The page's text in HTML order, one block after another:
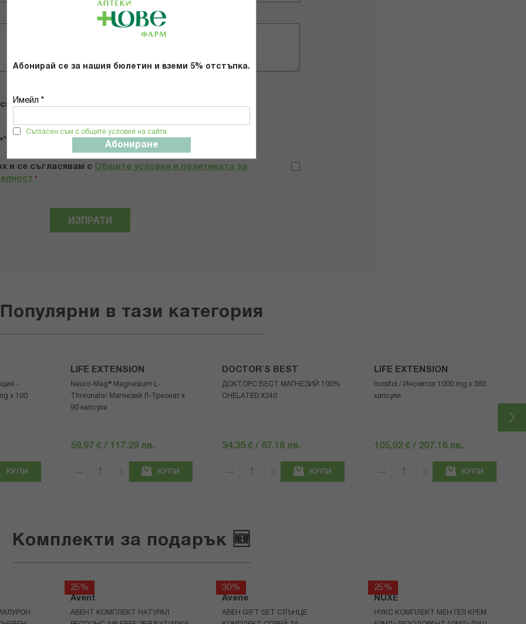
Абонирай се за нашия бюлетин и вземи 5% отстъпка.
Имейл *
Съгласен съм с общите условия на сайта
Абониране
продукта
и се съгласявам с Общите условия и политиката за
*
ИЗПРАТИ
Популярни в тази категория
-
x 100
КУПИ
LIFE EXTENSION
Neuro-Mag® Magnesium L-
Threonate/ Магнезий Л-Треонат х
90 капсули
59,97 € / 117.29 лв.
КУПИ
DOCTOR`S BEST
ДОКТОРС БЕСТ МАГНЕЗИЙ 100%
CHELATED Х240
34,35 € / 67.18 лв.
КУПИ
LIFE EXTENSION
Inositol / Инозитол 1000 mg x 360
капсули
105,92 € / 207.16 лв.
КУПИ
Комплекти за подарък 🆕
25%
Avent
АВЕНТ КОМПЛЕКТ НАТУРАЛ
30%
Avene
АВЕН GIFT SET СЛЪНЦЕ
25%
NUXE
НУКС КОМПЛЕКТ МЕН ГЕЛ КРЕМ